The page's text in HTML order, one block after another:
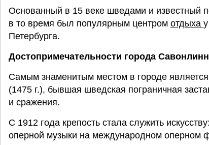
Основанный в 15 веке шведами и известный
в то время был популярным центром отдыха
Петербурга.
Достопримечательности города
Самым знаменитым местом в городе
(1475 г.), бывшая шведская пограничная
и сражения.
С 1912 года крепость стала служить
оперной музыки на международном оперном